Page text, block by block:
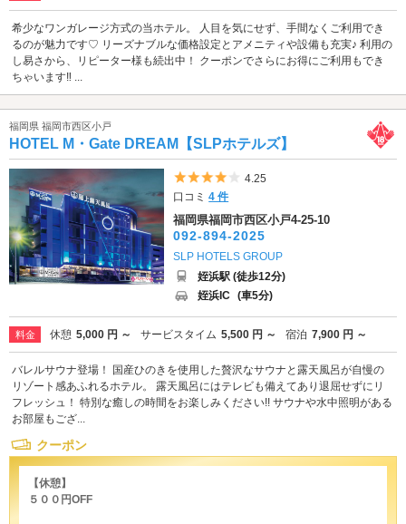
希少なワンガレージ方式の当ホテル。 人目を気にせず、手間なくご利用でき
るのが魅力です♡ リーズナブルな価格設定とアメニティや設備も充実♪ 利用の
し易さから、リピーター様も続出中！ クーポンでさらにお得にご利用もでき
ちゃいます‼ ...
福岡県 福岡市西区小戸
HOTEL M・Gate DREAM【SLPホテルズ】
5つ星のうち4
4.25
口コミ4 件
福岡県福岡市西区小戸4-25-10
092-894-2025
SLP HOTELS GROUP
姪浜駅 (徒歩12分)
姪浜IC (車5分)
料金 休憩 5,000 円 ～ サービスタイム 5,500 円 ～ 宿泊 7,900 円 ～
バレルサウナ登場！ 国産ひのきを使用した贅沢なサウナと露天風呂が自慢の
リゾート感あふれるホテル。 露天風呂にはテレビも備えてあり退屈せずにリ
フレッシュ！ 特別な癒しの時間をお楽しみください!! サウナや水中照明がある
お部屋もござ...
クーポン
【休憩】
５００円OFF